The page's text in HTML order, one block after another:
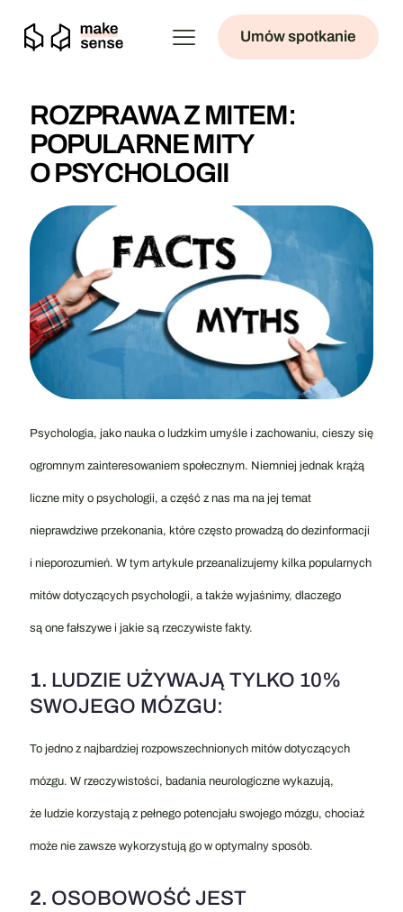
Umów spotkanie
ROZPRAWA Z MITEM:
POPULARNE MITY
O PSYCHOLOGII
Psychologia, jako nauka o ludzkim umyśle i zachowaniu, cieszy się
ogromnym zainteresowaniem społecznym. Niemniej jednak krążą
liczne mity o psychologii, a część z nas ma na jej temat
nieprawdziwe przekonania, które często prowadzą do dezinformacji
i nieporozumień. W tym artykule przeanalizujemy kilka popularnych
mitów dotyczących psychologii, a także wyjaśnimy, dlaczego
są one fałszywe i jakie są rzeczywiste fakty.
1. LUDZIE UŻYWAJĄ TYLKO 10%
SWOJEGO MÓZGU:
To jedno z najbardziej rozpowszechnionych mitów dotyczących
mózgu. W rzeczywistości, badania neurologiczne wykazują,
że ludzie korzystają z pełnego potencjału swojego mózgu, chociaż
może nie zawsze wykorzystują go w optymalny sposób.
2. OSOBOWOŚĆ JEST